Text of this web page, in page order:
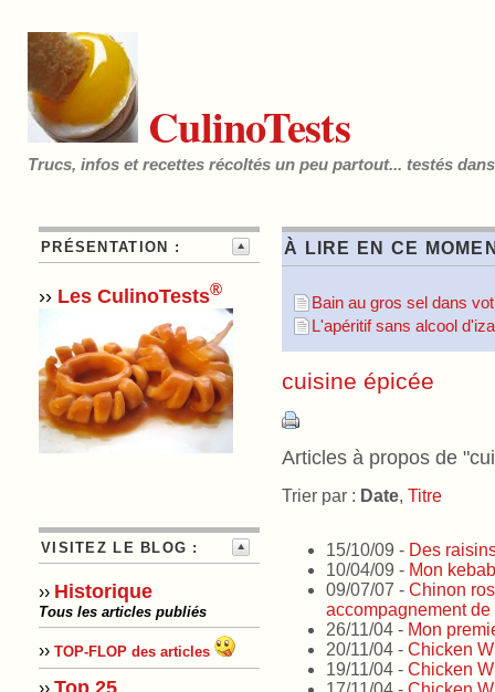
CulinoTests
Trucs, infos et recettes récoltés un peu partout... testés
PRÉSENTATION :
›› Les CulinoTests®
VISITEZ LE BLOG :
›› Historique
Tous les articles publiés
›› TOP-FLOP des articles
›› Top 25
À LIRE EN CE
Bain au gros sel dans
L'apéritif sans alcool
cuisine épicée
Articles à propos de
Trier par : Date, Titre
15/10/09 - Des
10/04/09 - Mon
09/07/07 - Chinon
accompagnement
26/11/04 - Mon
20/11/04 - Chicken
19/11/04 - Chicken